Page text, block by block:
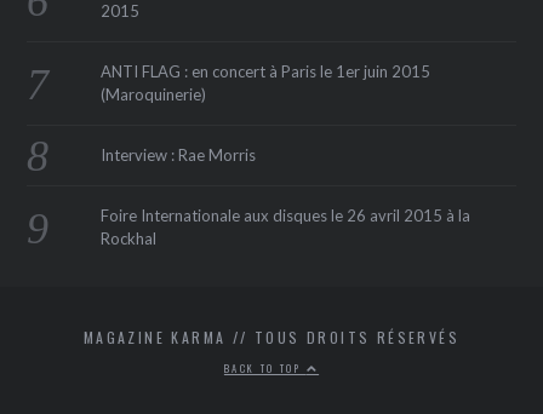
2015
ANTI FLAG : en concert à Paris le 1er juin 2015
(Maroquinerie‏)
Interview : Rae Morris
Foire Internationale aux disques le 26 avril 2015 à la
Rockhal
MAGAZINE KARMA // TOUS DROITS RÉSERVÉS
BACK TO TOP